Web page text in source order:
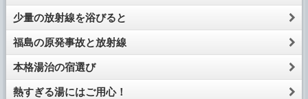
少量の放射線を浴びると
福島の原発事故と放射線
本格湯治の宿選び
熱すぎる湯にはご用心！